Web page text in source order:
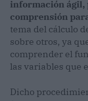
información ágil,
comprensión
tema del cálculo
sobre otros, ya
comprender el
las variables que
Dicho